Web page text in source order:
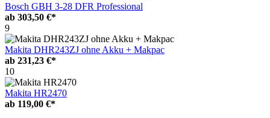
Bosch GBH 3-28 DFR Professional
ab 303,50 €*
9
Makita DHR243ZJ ohne Akku + Makpac
ab 231,23 €*
10
Makita HR2470
ab 119,00 €*